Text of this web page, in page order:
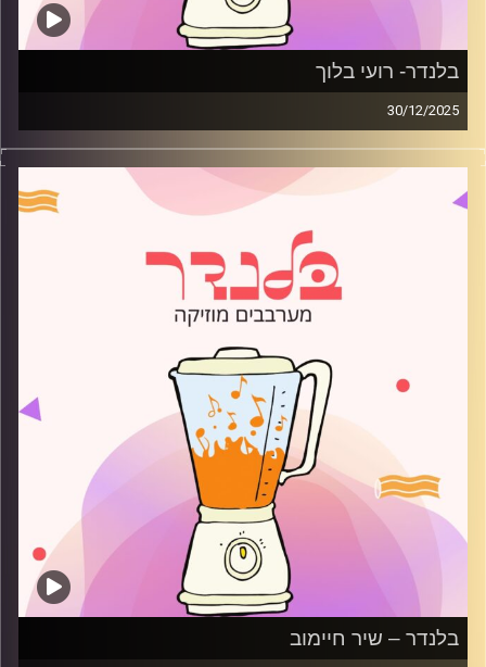
בלנדר- רועי בלוך
30/12/2025
מוזיקה רגועה לפתוח איתה את הבוקר בהגשת רועי בלוך
קרדיט תמונות:
AudioVersity
בלנדר – שיר חיימוב